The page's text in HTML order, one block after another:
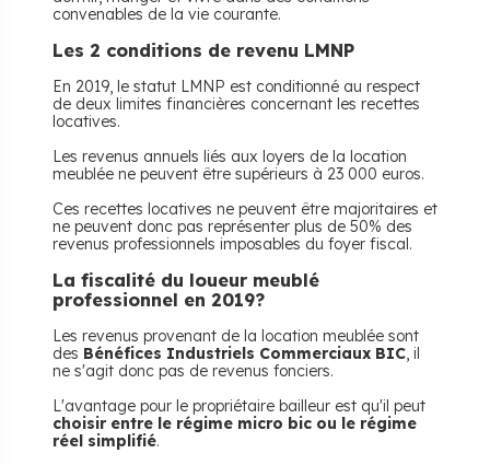
convenables de la vie courante.
Les 2 conditions de revenu LMNP
En 2019, le statut LMNP est conditionné au respect
de deux limites financières concernant les recettes
locatives.
Les revenus annuels liés aux loyers de la location
meublée ne peuvent être supérieurs à 23 000 euros.
Ces recettes locatives ne peuvent être majoritaires et
ne peuvent donc pas représenter plus de 50% des
revenus professionnels imposables du foyer fiscal.
La fiscalité du loueur meublé
professionnel en 2019?
Les revenus provenant de la location meublée sont
des Bénéfices Industriels Commerciaux BIC, il
ne s'agit donc pas de revenus fonciers.
L'avantage pour le propriétaire bailleur est qu'il peut
choisir entre le régime micro bic ou le régime
réel simplifié.